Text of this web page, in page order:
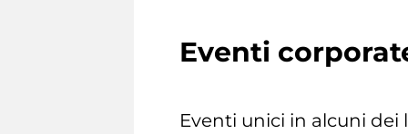
Eventi
Eventi unici in alcuni dei